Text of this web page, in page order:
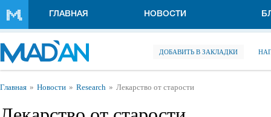
ГЛАВНАЯ НОВОСТИ
ДОБАВИТЬ В ЗАКЛАДКИ
Вы здесь
Главная Новости Research Лекарство от старости